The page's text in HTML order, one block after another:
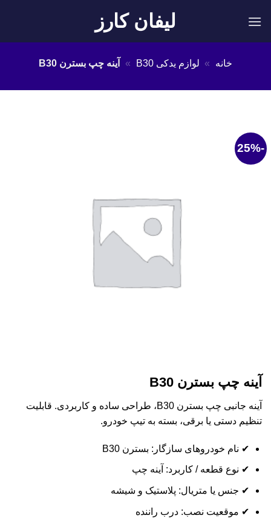
لیفان کارز
خانه » لوازم یدکی B30 » آینه چپ بسترن B30
-25%
آینه چپ بسترن B30
آینه جانبی چپ بسترن B30، طراحی ساده و کاربردی. قابلیت
تنظیم دستی یا برقی، بسته به تیپ خودرو.
✔ نام خودروهای سازگار: بسترن B30
✔ نوع قطعه / کاربرد: آینه چپ
✔ جنس یا متریال: پلاستیک و شیشه
✔ موقعیت نصب: درب راننده